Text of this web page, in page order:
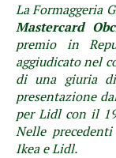
La Formaggeria
Mastercard
premio in
aggiudicato nel
di una giuria
presentazione
per Lidl con il
Nelle
Ikea e Lidl.